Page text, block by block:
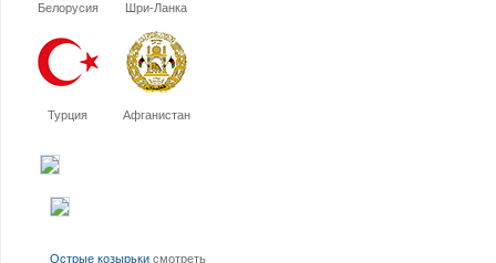
Белорусия Шри-Ланка
Турция Афганистан
Острые козырьки смотреть